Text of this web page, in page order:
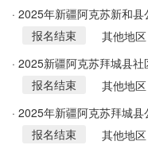
· 2025年新疆阿克苏新和
（第二批）
报名结束
其他地区
· 2025新疆阿克苏拜城县
报名结束
其他地区
· 2025年新疆阿克苏拜城
报名结束
其他地区